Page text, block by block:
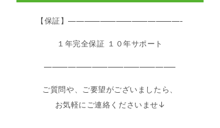
【保証】——————————————-
１年完全保証 １０年サポート
————————————————–
ご質問や、ご要望がございましたら、
お気軽にご連絡くださいませ↓